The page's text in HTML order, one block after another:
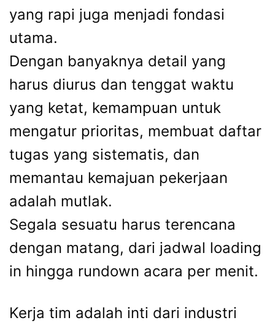
yang rapi juga menjadi fondasi
utama.
Dengan banyaknya detail yang
harus diurus dan tenggat waktu
yang ketat, kemampuan untuk
mengatur prioritas, membuat daftar
tugas yang sistematis, dan
memantau kemajuan pekerjaan
adalah mutlak.
Segala sesuatu harus terencana
dengan matang, dari jadwal loading
in hingga rundown acara per menit.
Kerja tim adalah inti dari industri